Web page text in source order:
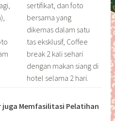
sertifikat, dan foto
bersama yang
dikemas dalam satu
tas eksklusif, Coffee
break 2 kali sehari
dengan makan siang di
hotel selama 2 hari.
Memfasilitasi Pelatihan